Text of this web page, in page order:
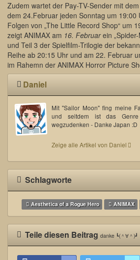
Zudem wartet der Pay-TV-Sender mit
dem 24.Februar jeden Sonntag um 19:00
Folgen von „The Little Record Shop“ um
zeigt ANIMAX am 16. Februarein
und Teil 3 der Spielfilm-Trilogie der
Reihe ab 20:15 Uhr und am 22. Februar
im Rahemn der ANIMAX Horror Picture
Daniel
Mit "Sailor Moon" fing meine
und seitdem ist das
wegzudenken - Danke Japan :D
Zeige alle Artikel von Daniel
Schlagworte
Aesthetica of a Rogue Hero ANIMAX
Teile diesen Beitragdanke ┗(＾∀＾)┛